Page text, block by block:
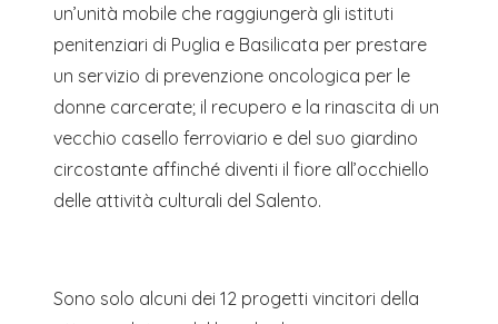
un’unità mobile che raggiungerà gli istituti
penitenziari di Puglia e Basilicata per prestare
un servizio di prevenzione oncologica per le
donne carcerate; il recupero e la rinascita di un
vecchio casello ferroviario e del suo giardino
circostante affinché diventi il fiore all’occhiello
delle attività culturali del Salento.
Sono solo alcuni dei 12 progetti vincitori della